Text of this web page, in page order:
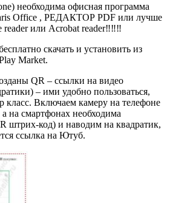
необходима офисная программа
Office , РЕДАКТОР PDF или лучше
reader или Acrobat reader‼️‼️‼️
скачать и установить из
Market.
QR – ссылки на видео
– ими удобно пользоваться,
класс. Включаем камеру на телефоне
на смартфонах необходима
код) и наводим на квадратик,
ссылка на Ютуб.